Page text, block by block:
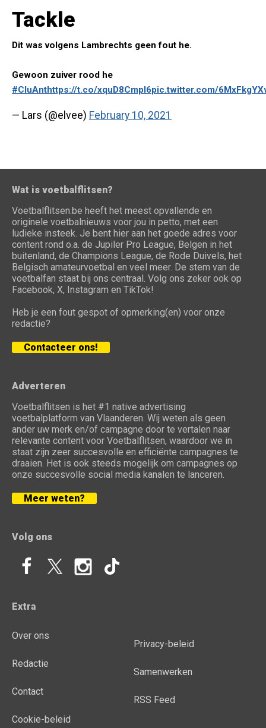
Tackle
Dit was volgens Lambrechts geen fout he.
Gewoon zuiver rood he
#CluAnthttps://t.co/xquD8CmpI6pic.twitter.com/
— Lars (@elvee) February 10, 2021
Wat is voetbalflitsen?
Voetbalflitsen.be heeft het meest opvallende en
originele voetbalnieuws voor jou in petto, met een
ludieke insteek. Je bent hier aan het goede adres voor
content rond o.a. de Jupiler Pro League, Belgen in het
buitenland, de Champions League, de Rode Duivels, het
Belgisch amateurvoetbal en veel meer. De stem van de
voetbalfan staat bij ons centraal. Volg ons zeker ook op
Facebook, X, Instagram en TikTok!
Heb je een fout gespot of opmerking(en) voor onze
redactie?
Contacteer ons!
Adverteren
Voetbalflitsen is het #1 native advertising
voetbalplatform van Vlaanderen. Wij weten als geen
ander uw merk en/of campagne door te vertalen naar
relevante content voor Voetbalflitsen, waardoor we in
staat zijn zeer succesvolle en efficiënte campagnes te
draaien. Het is ook steeds mogelijk om campagnes op
onze succesvolle social media kanalen te lanceren.
Meer weten?
Volg ons
Extra
Over ons
Redactie
Contact
Cookie-beleid
Privacy-beleid
Samenwerken
RSS Feed